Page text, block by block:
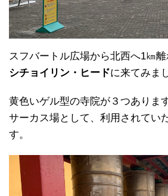
スフバートル広場から北西へ1㎞離
シチョイリン・ヒードに来てみま
黄色いゲル型の寺院が３つあります
サーカス場として、利用されてい
す。